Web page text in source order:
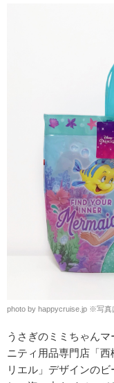
photo by happycruise.jp ※写真
うさぎのミミちゃん
ニティ用品専門店「
リエル」デザインの